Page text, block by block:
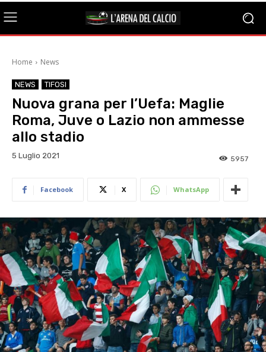
Home News
NEWS TIFOSI
Nuova grana per l’Uefa: Maglie
Roma, Juve o Lazio non ammesse
allo stadio
5 Luglio 2021 5957
Facebook X WhatsApp